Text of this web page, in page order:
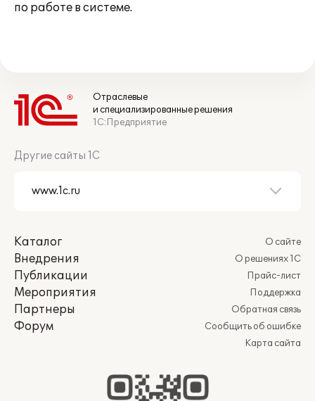
по работе в системе.
Отраслевые
и специализированные решения
1С:Предприятие
Другие сайты 1С
Каталог
Внедрения
Публикации
Мероприятия
Партнеры
Форум
О сайте
О решениях 1С
Прайс-лист
Поддержка
Обратная связь
Сообщить об ошибке
Карта сайта